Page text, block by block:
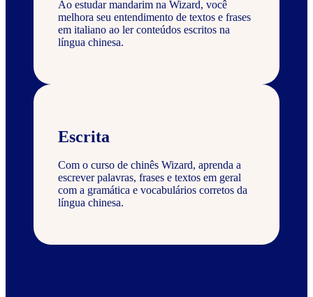
Ao estudar mandarim na Wizard, você
melhora seu entendimento de textos e frases
em italiano ao ler conteúdos escritos na
língua chinesa.
Escrita
Com o curso de chinês Wizard, aprenda a
escrever palavras, frases e textos em geral
com a gramática e vocabulários corretos da
língua chinesa.